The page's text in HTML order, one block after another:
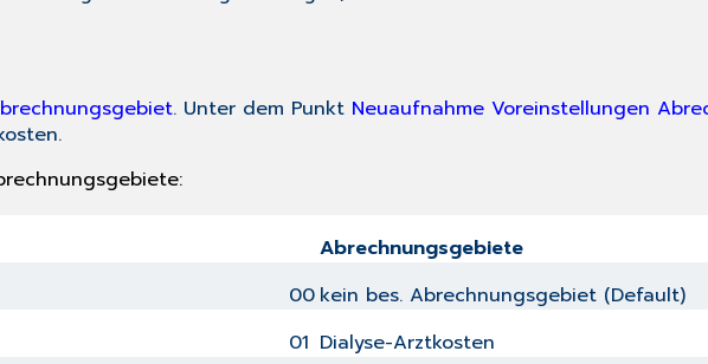
. Unter dem Punkt Neuaufnahme Voreinstellungen
Abrechnungsgebiete
00 kein bes. Abrechnungsgebiet (Default)
01 Dialyse-Arztkosten